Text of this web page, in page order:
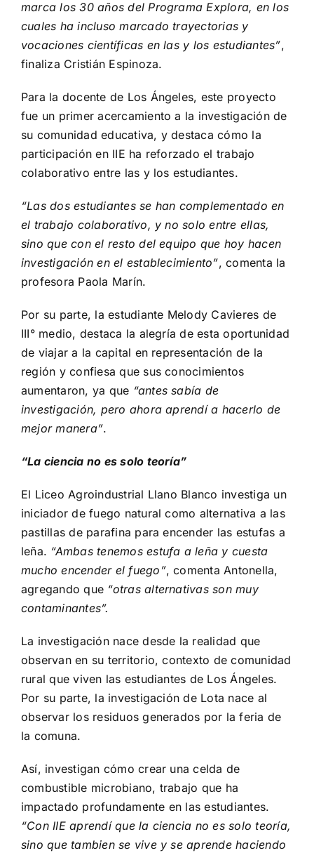
marca los 30 años del Programa Explora, en los
cuales ha incluso marcado trayectorias y
vocaciones científicas en las y los estudiantes”,
finaliza Cristián Espinoza.
Para la docente de Los Ángeles, este proyecto
fue un primer acercamiento a la investigación de
su comunidad educativa, y destaca cómo la
participación en IIE ha reforzado el trabajo
colaborativo entre las y los estudiantes.
“Las dos estudiantes se han complementado en
el trabajo colaborativo, y no solo entre ellas,
sino que con el resto del equipo que hoy hacen
investigación en el establecimiento”, comenta la
profesora Paola Marín.
Por su parte, la estudiante Melody Cavieres de
III° medio, destaca la alegría de esta oportunidad
de viajar a la capital en representación de la
región y confiesa que sus conocimientos
aumentaron, ya que “antes sabía de
investigación, pero ahora aprendí a hacerlo de
mejor manera”.
“La ciencia no es solo teoría”
El Liceo Agroindustrial Llano Blanco investiga un
iniciador de fuego natural como alternativa a las
pastillas de parafina para encender las estufas a
leña. “Ambas tenemos estufa a leña y cuesta
mucho encender el fuego”, comenta Antonella,
agregando que “otras alternativas son muy
contaminantes”.
La investigación nace desde la realidad que
observan en su territorio, contexto de comunidad
rural que viven las estudiantes de Los Ángeles.
Por su parte, la investigación de Lota nace al
observar los residuos generados por la feria de
la comuna.
Así, investigan cómo crear una celda de
combustible microbiano, trabajo que ha
impactado profundamente en las estudiantes.
“Con IIE aprendí que la ciencia no es solo teoría,
sino que tambien se vive y se aprende haciendo